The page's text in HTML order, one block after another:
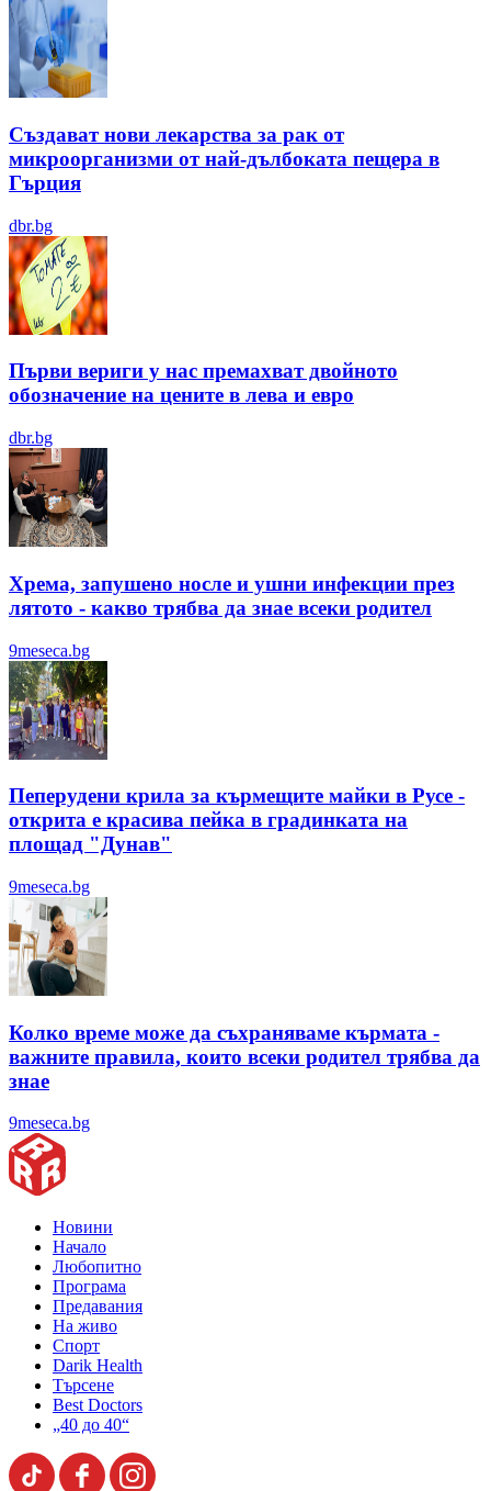
Създават нови лекарства за рак от
микроорганизми от най-дълбоката пещера в
Гърция
dbr.bg
Първи вериги у нас премахват двойното
обозначение на цените в лева и евро
dbr.bg
Хрема, запушено носле и ушни инфекции през
лятотo - какво трябва да знае всеки родител
9meseca.bg
Пеперудени крила за кърмещите майки в Русе -
открита е красива пейка в градинката на
площад "Дунав"
9meseca.bg
Колко време може да съхраняваме кърмата -
важните правила, които всеки родител трябва да
знае
9meseca.bg
Новини
Начало
Любопитно
Програма
Предавания
На живо
Спорт
Darik Health
Търсене
Best Doctors
„40 до 40“